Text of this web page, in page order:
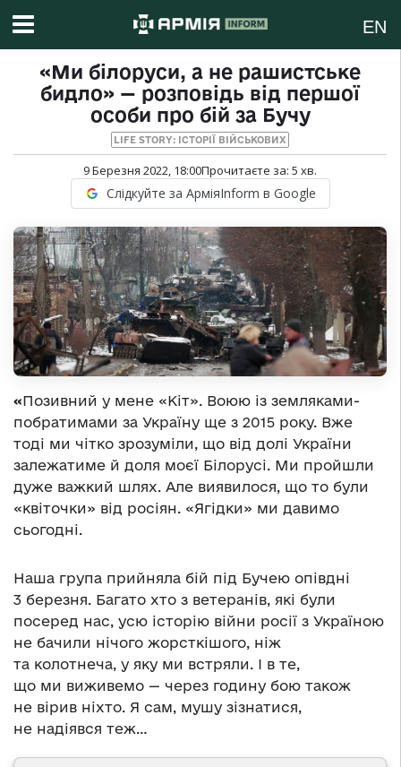
EN
«Ми білоруси, а не рашистське
бидло» — розповідь від першої
особи про бій за Бучу
LIFE STORY: ІСТОРІЇ ВІЙСЬКОВИХ
9 Березня 2022, 18:00Прочитаєте за: 5 хв.
Слідкуйте за АрміяInform в Google
«Позивний у мене «Кіт». Воюю із земляками-
побратимами за Україну ще з 2015 року. Вже
тоді ми чітко зрозуміли, що від долі України
залежатиме й доля моєї Білорусі. Ми пройшли
дуже важкий шлях. Але виявилося, що то були
«квіточки» від росіян. «Ягідки» ми давимо
сьогодні.
Наша група прийняла бій під Бучею опівдні
3 березня. Багато хто з ветеранів, які були
посеред нас, усю історію війни росії з Україною
не бачили нічого жорсткішого, ніж
та колотнеча, у яку ми встряли. І в те,
що ми виживемо — через годину бою також
не вірив ніхто. Я сам, мушу зізнатися,
не надіявся теж…